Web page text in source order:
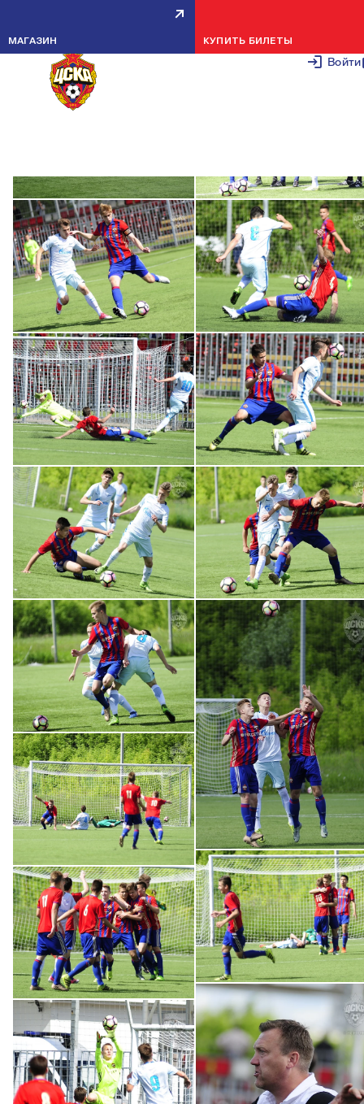
Войти
МАГАЗИН КУПИТЬ БИЛЕТЫ
ПФК ЦСКА U-16 — ЗЕНИТ U-16 — 1:3